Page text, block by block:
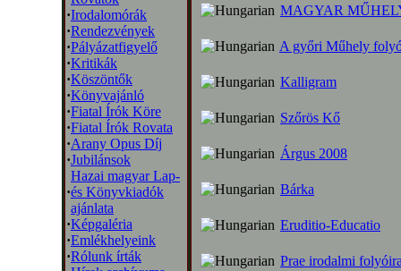
·Irodalomórák
·Rendezvények
·Pályázatfigyelő
·Kritikák
·Köszöntők
·Könyvajánló
·Fiatal Írók Köre
·Fiatal Írók Rovata
·Arany Opus Díj
·Jubilánsok
·
Hazai magyar Lap-
és Könyvkiadók
ajánlata
·Képgaléria
·Emlékhelyeink
·Rólunk írták
MAGYAR
A győri Műhely
Kalligram
Szőrös Kő
Árgus 2008
Bárka
Eruditio-Educatio
Prae irodalmi